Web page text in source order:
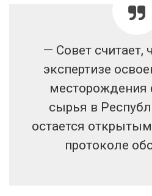
— Совет считает,
экспертизе
месторождения
сырья в
остается
протоколе